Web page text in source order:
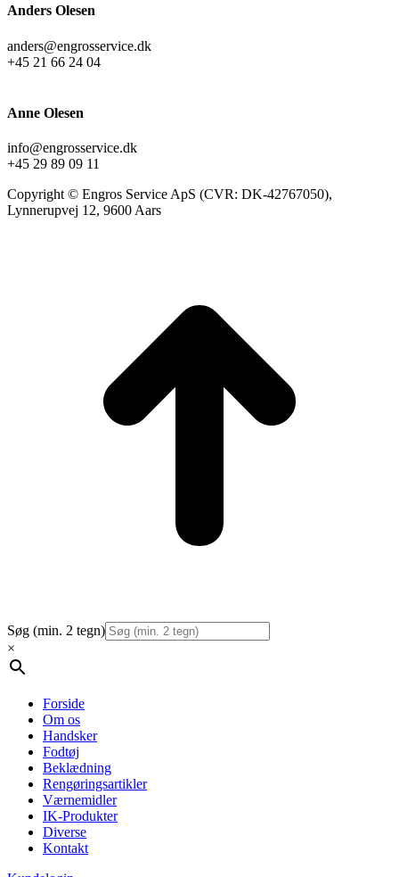
Anders Olesen
anders@engrosservice.dk
+45 21 66 24 04
Anne Olesen
info@engrosservice.dk
+45 29 89 09 11
Copyright © Engros Service ApS (CVR: DK-42767050),
Lynnerupvej 12, 9600 Aars
Søg (min. 2 tegn)
×
Forside
Om os
Handsker
Fodtøj
Beklædning
Rengøringsartikler
Værnemidler
IK-Produkter
Diverse
Kontakt